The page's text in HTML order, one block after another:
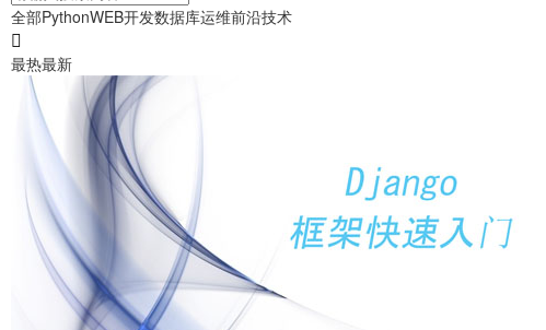
全部PythonWEB开发数据库运维前沿技术
最热最新